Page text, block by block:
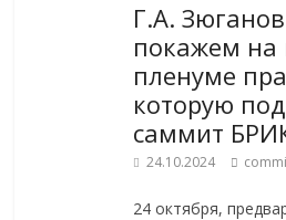
Г.А.
покажем на
пленуме
которую
саммит
24.10.2024
24 октября,